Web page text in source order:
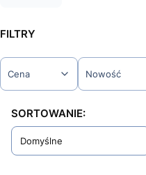
FILTRY
Cena Nowość
Koniec filtrów
Lista
SORTOWANIE:
Domyślne